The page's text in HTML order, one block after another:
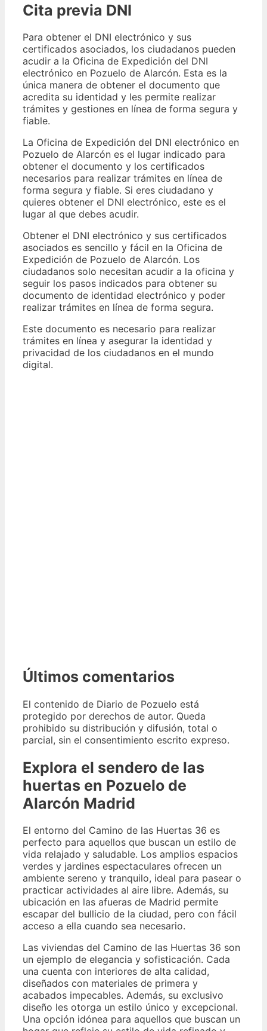
Cita previa DNI
Para obtener el DNI electrónico y sus
certificados asociados, los ciudadanos pueden
acudir a la Oficina de Expedición del DNI
electrónico en Pozuelo de Alarcón. Esta es la
única manera de obtener el documento que
acredita su identidad y les permite realizar
trámites y gestiones en línea de forma segura y
fiable.
La Oficina de Expedición del DNI electrónico en
Pozuelo de Alarcón es el lugar indicado para
obtener el documento y los certificados
necesarios para realizar trámites en línea de
forma segura y fiable. Si eres ciudadano y
quieres obtener el DNI electrónico, este es el
lugar al que debes acudir.
Obtener el DNI electrónico y sus certificados
asociados es sencillo y fácil en la Oficina de
Expedición de Pozuelo de Alarcón. Los
ciudadanos solo necesitan acudir a la oficina y
seguir los pasos indicados para obtener su
documento de identidad electrónico y poder
realizar trámites en línea de forma segura.
Este documento es necesario para realizar
trámites en línea y asegurar la identidad y
privacidad de los ciudadanos en el mundo
digital.
Últimos comentarios
El contenido de Diario de Pozuelo está
protegido por derechos de autor. Queda
prohibido su distribución y difusión, total o
parcial, sin el consentimiento escrito expreso.
Explora el sendero de las
huertas en Pozuelo de
Alarcón Madrid
El entorno del Camino de las Huertas 36 es
perfecto para aquellos que buscan un estilo de
vida relajado y saludable. Los amplios espacios
verdes y jardines espectaculares ofrecen un
ambiente sereno y tranquilo, ideal para pasear o
practicar actividades al aire libre. Además, su
ubicación en las afueras de Madrid permite
escapar del bullicio de la ciudad, pero con fácil
acceso a ella cuando sea necesario.
Las viviendas del Camino de las Huertas 36 son
un ejemplo de elegancia y sofisticación. Cada
una cuenta con interiores de alta calidad,
diseñados con materiales de primera y
acabados impecables. Además, su exclusivo
diseño les otorga un estilo único y excepcional.
Una opción idónea para aquellos que buscan un